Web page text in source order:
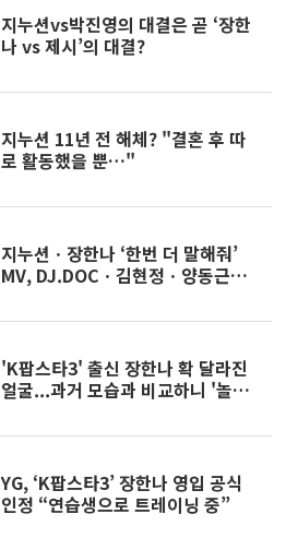
지누션vs박진영의 대결은 곧 ‘장한
나 vs 제시’의 대결?
지누션 11년 전 해체? "결혼 후 따
로 활동했을 뿐…"
지누션ㆍ장한나 ‘한번 더 말해줘’
MV, DJ.DOCㆍ김현정ㆍ양동근ㆍ
출동
'K팝스타3' 출신 장한나 확 달라진
얼굴...과거 모습과 비교하니 '놀랍
YG, ‘K팝스타3’ 장한나 영입 공식
인정 “연습생으로 트레이닝 중”